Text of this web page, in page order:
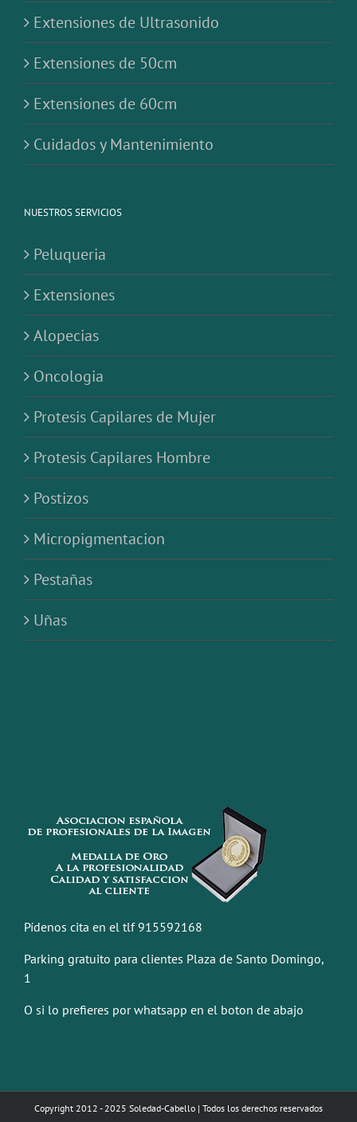
Extensiones de Ultrasonido
Extensiones de 50cm
Extensiones de 60cm
Cuidados y Mantenimiento
NUESTROS SERVICIOS
Peluqueria
Extensiones
Alopecias
Oncologia
Protesis Capilares de Mujer
Protesis Capilares Hombre
Postizos
Micropigmentacion
Pestañas
Uñas
Pídenos cita en el tlf 915592168
Parking gratuito para clientes Plaza de Santo Domingo,
1
O si lo prefieres por whatsapp en el boton de abajo
Copyright 2012 - 2025 Soledad-Cabello | Todos los derechos reservados